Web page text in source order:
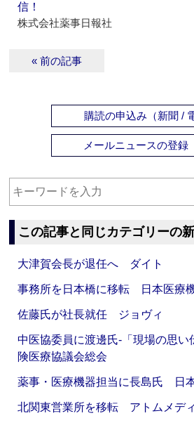
信！
株式会社薬事日報社
« 前の記事
購読の申込み（新聞 /
メールニュースの登録
この記事と同じカテゴリーの
大津賀会長が退任へ ダイト
事務所を日本橋に移転 日本医療
佐藤氏が社長就任 ジョヴィ
中医協委員に渡邊氏‐「現場の思
険医療協議会総会
薬事・医療機器担当に長島氏 日
北関東営業所を移転 アトムメデ